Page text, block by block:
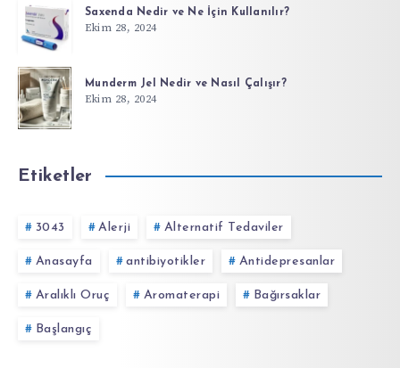
Saxenda Nedir ve Ne İçin Kullanılır?
Ekim 28, 2024
Munderm Jel Nedir ve Nasıl Çalışır?
Ekim 28, 2024
Etiketler
3043 Alerji Alternatif Tedaviler
Anasayfa antibiyotikler Antidepresanlar
Aralıklı Oruç Aromaterapi Bağırsaklar
Başlangıç